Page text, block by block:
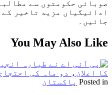
صوبائی حکومتوں سے
ادائیگیاں مزید تاخیر
جائیں۔
You May Also Like
Posted in پاکستان